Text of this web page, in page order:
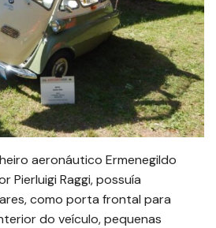
aeronáutico Ermenegildo
Pierluigi Raggi, possuía
como porta frontal para
do veículo, pequenas